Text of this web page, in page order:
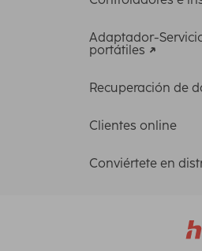
Adaptador-
portátiles
Recuperación de
Clientes online
Conviértete en